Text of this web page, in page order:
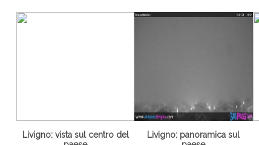
Livigno: vista sul centro del
Livigno: panoramica sul